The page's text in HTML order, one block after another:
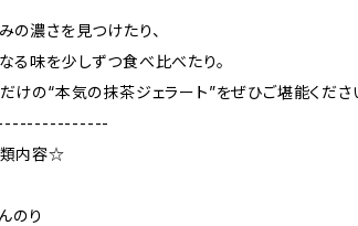
の濃さを見つけたり、
る味を少しずつ食べ比べたり。
けの“本気の抹茶ジェラート”をぜひご堪能くださ
内容☆
んのり